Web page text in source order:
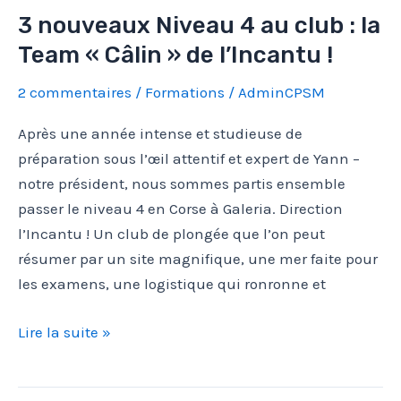
3 nouveaux Niveau 4 au club : la
Team « Câlin » de l’Incantu !
2 commentaires / Formations / AdminCPSM
Après une année intense et studieuse de
préparation sous l’œil attentif et expert de Yann –
notre président, nous sommes partis ensemble
passer le niveau 4 en Corse à Galeria. Direction
l’Incantu ! Un club de plongée que l’on peut
résumer par un site magnifique, une mer faite pour
les examens, une logistique qui ronronne et
3Lire la suite »